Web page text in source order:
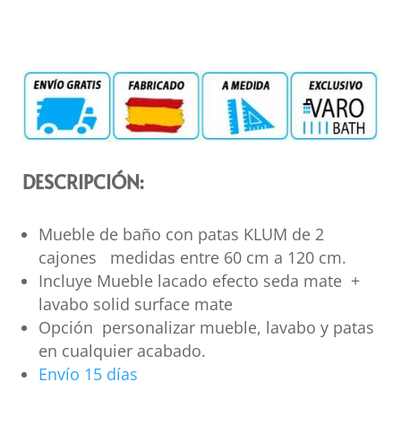
DESCRIPCIÓN:
Mueble de baño con patas KLUM de 2
cajones medidas entre 60 cm a 120 cm.
Incluye Mueble lacado efecto seda mate +
lavabo solid surface mate
Opción personalizar mueble, lavabo y patas
en cualquier acabado.
Envío 15 días